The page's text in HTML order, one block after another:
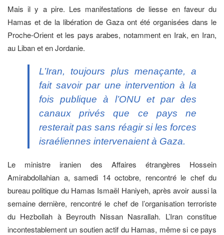
Mais il y a pire. Les manifestations de liesse en faveur du
Hamas et de la libération de Gaza ont été organisées dans le
Proche-Orient et les pays arabes, notamment en Irak, en Iran,
au Liban et en Jordanie.
L’Iran, toujours plus menaçante, a
fait savoir par une intervention à la
fois publique à l’ONU et par des
canaux privés que ce pays ne
resterait pas sans réagir si les forces
israéliennes intervenaient à Gaza.
Le ministre iranien des Affaires étrangères Hossein
Amirabdollahian a, samedi 14 octobre, rencontré le chef du
bureau politique du Hamas Ismaël Haniyeh, après avoir aussi la
semaine dernière, rencontré le chef de l’organisation terroriste
du Hezbollah à Beyrouth Nissan Nasrallah. L’Iran constitue
incontestablement un soutien actif du Hamas, même si ce pays